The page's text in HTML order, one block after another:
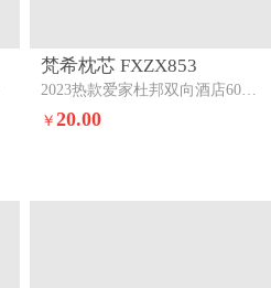
梵希枕芯 FXZX853
2023热款爱家杜邦双向酒店60支A类全棉纤维护颈枕低硬枕
￥ 20.00